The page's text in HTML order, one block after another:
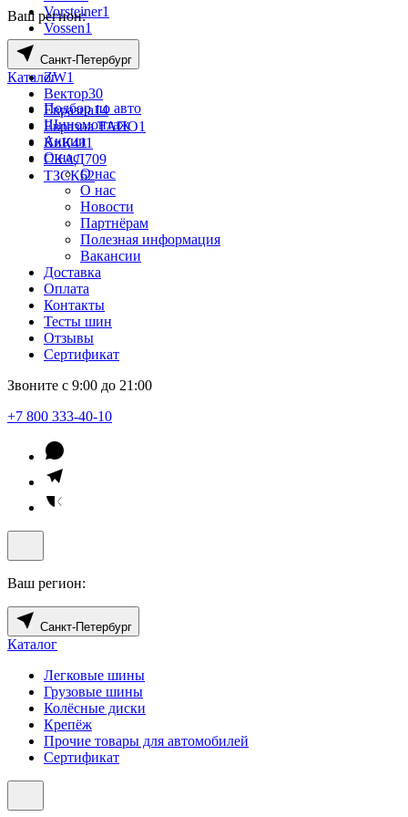
Vorsteiner1
Vossen1
Wheels UP76
X-trike250
ZW1
Вектор30
Евразиа14
Евразиа ТАПО1
КиК411
СКАД709
ТЗСК62
Ваш регион:
Санкт-Петербург
Каталог
Подбор по авто
Шиномонтаж
Акции
О нас
О нас
О нас
Новости
Партнёрам
Полезная информация
Вакансии
Доставка
Оплата
Контакты
Тесты шин
Отзывы
Сертификат
Звоните с 9:00 до 21:00
+7 800 333-40-10
Ваш регион:
Санкт-Петербург
Каталог
Легковые шины
Грузовые шины
Колёсные диски
Крепёж
Прочие товары для автомобилей
Сертификат